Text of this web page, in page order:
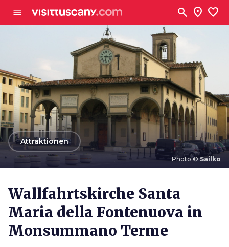
menu search location_on favorite
Photo ©Sailko
arrow_backAttraktionen
Wallfahrtskirche Santa
Maria della Fontenuova in
Monsummano Terme